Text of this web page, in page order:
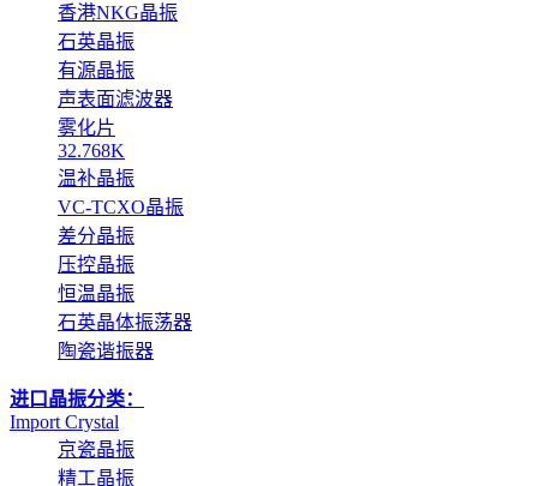
香港NKG晶振
石英晶振
有源晶振
声表面滤波器
雾化片
32.768K
温补晶振
VC-TCXO晶振
差分晶振
压控晶振
恒温晶振
石英晶体振荡器
陶瓷谐振器
进口晶振分类：
Import Crystal
京瓷晶振
精工晶振